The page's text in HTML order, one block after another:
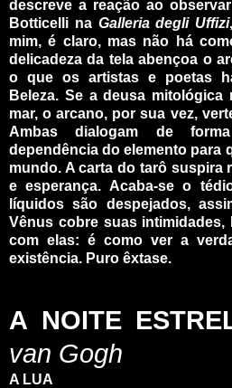
descreve a reação ao
Botticelli na Galleria degli Uffizi
mim, é claro, mas não há
delicadeza da tela abençoa o
o que os artistas e poetas
Beleza. Se a deusa
mar, o arcano, por sua vez,
Ambas dialogam de
dependência do elemento para
mundo. A carta do tarô suspira
e esperança. Acaba-se o
líquidos são despejados,
Vênus cobre suas intimidades,
com elas: é como ver a
existência. Puro êxtase.
A NOITE
van Gogh
A LUA